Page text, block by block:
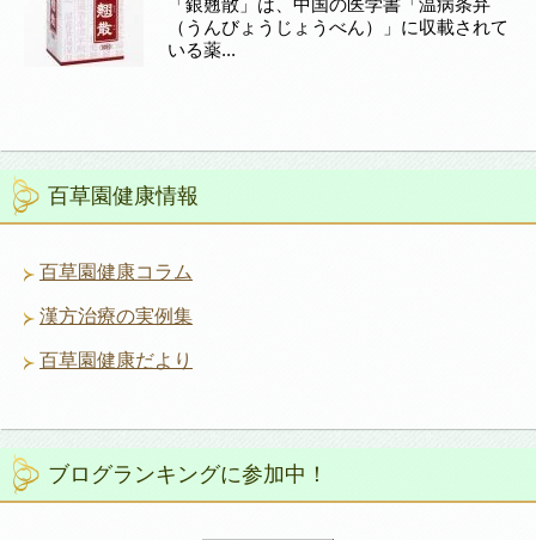
「銀翹散」は、中国の医学書「温病条弁
（うんびょうじょうべん）」に収載されて
いる薬...
百草園健康情報
百草園健康コラム
漢方治療の実例集
百草園健康だより
ブログランキングに参加中！